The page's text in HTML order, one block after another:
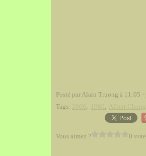
Posté par Alain Truong à 11:05 -
Tags:
, ,
Vous aimez ? 0 vote